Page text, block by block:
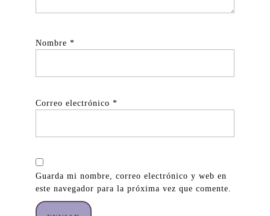
Nombre *
Correo electrónico *
Guarda mi nombre, correo electrónico y web en
este navegador para la próxima vez que comente.